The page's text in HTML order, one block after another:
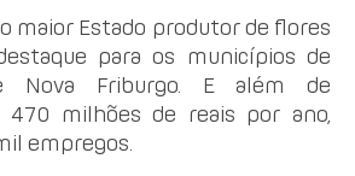
maior Estado produtor de flores
para os municípios de
Nova Friburgo. E além de
470 milhões de reais por ano,
empregos.